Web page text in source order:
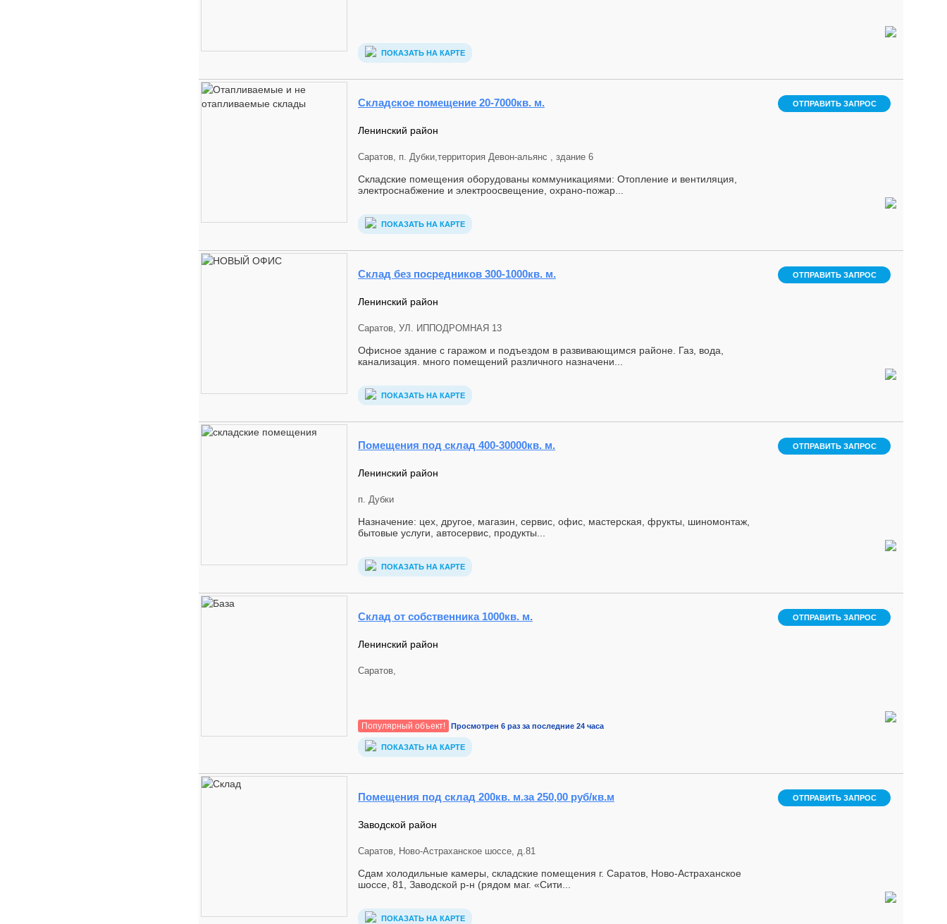
ПОКАЗАТЬ НА КАРТЕ
Складское помещение 20-7000кв. м.
Ленинский район
Саратов, п. Дубки,территория Девон-альянс , здание 6
Складские помещения оборудованы коммуникациями: Отопление и вентиляция,
электроснабжение и электроосвещение, охрано-пожар...
ОТПРАВИТЬ ЗАПРОС
ПОКАЗАТЬ НА КАРТЕ
Склад без посредников 300-1000кв. м.
Ленинский район
Саратов, УЛ. ИППОДРОМНАЯ 13
Офисное здание с гаражом и подъездом в развивающимся районе. Газ, вода,
канализация. много помещений различного назначени...
ОТПРАВИТЬ ЗАПРОС
ПОКАЗАТЬ НА КАРТЕ
Помещения под склад 400-30000кв. м.
Ленинский район
п. Дубки
Назначение: цех, другое, магазин, сервис, офис, мастерская, фрукты, шиномонтаж,
бытовые услуги, автосервис, продукты...
ОТПРАВИТЬ ЗАПРОС
ПОКАЗАТЬ НА КАРТЕ
Склад от собственника 1000кв. м.
Ленинский район
Саратов,
ОТПРАВИТЬ ЗАПРОС
Популярный объект! Просмотрен 6 раз за последние 24 часа
ПОКАЗАТЬ НА КАРТЕ
Помещения под склад 200кв. м.за 250,00 руб/кв.м
Заводской район
Саратов, Ново-Астраханское шоссе, д.81
Сдам холодильные камеры, складские помещения г. Саратов, Ново-Астраханское
шоссе, 81, Заводской р-н (рядом маг. «Сити...
ОТПРАВИТЬ ЗАПРОС
ПОКАЗАТЬ НА КАРТЕ